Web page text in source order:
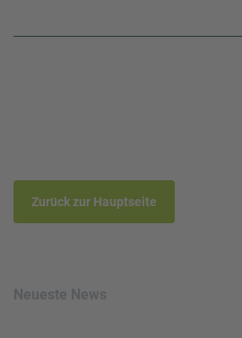
Zurück zur Hauptseite
Neueste News